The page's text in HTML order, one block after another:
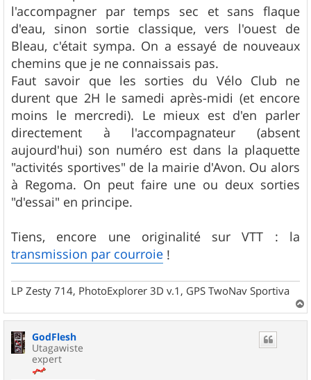
l'accompagner par temps sec et sans flaque
d'eau, sinon sortie classique, vers l'ouest de
Bleau, c'était sympa. On a essayé de nouveaux
chemins que je ne connaissais pas.
Faut savoir que les sorties du Vélo Club ne
durent que 2H le samedi après-midi (et encore
moins le mercredi). Le mieux est d'en parler
directement à l'accompagnateur (absent
aujourd'hui) son numéro est dans la plaquette
"activités sportives" de la mairie d'Avon. Ou alors
à Regoma. On peut faire une ou deux sorties
"d'essai" en principe.
Tiens, encore une originalité sur VTT : la
transmission par courroie !
LP Zesty 714, PhotoExplorer 3D v.1, GPS TwoNav Sportiva
a
GodFlesh
Utagawiste
expert